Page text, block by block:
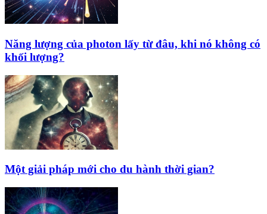
Năng lượng của photon lấy từ đâu, khi nó không có
khối lượng?
Một giải pháp mới cho du hành thời gian?